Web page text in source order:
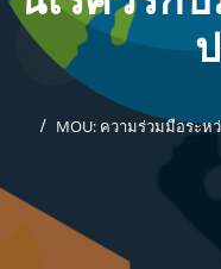
MOU: ความร่วมมือระห